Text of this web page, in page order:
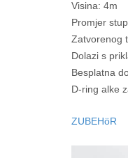
Visina: 4m
Promjer
Zatvorenog
Dolazi s
Besplatna
D-ring alke
ZUBEHöR